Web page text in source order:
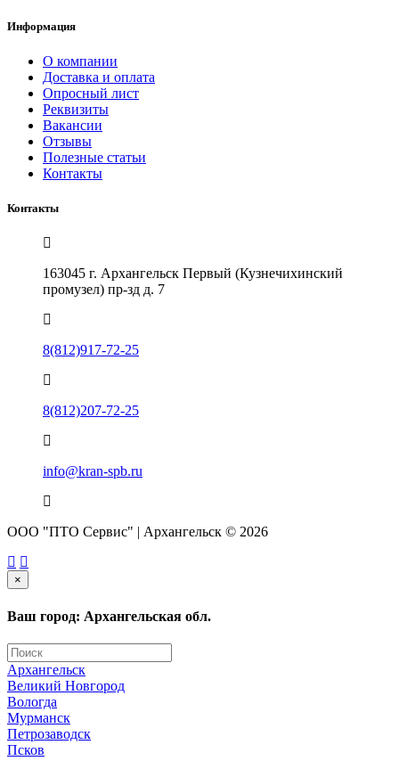
Информация
О компании
Доставка и оплата
Опросный лист
Реквизиты
Вакансии
Отзывы
Полезные статьи
Контакты
Контакты
163045 г. Архангельск Первый (Кузнечихинский
промузел) пр-зд д. 7
8(812)917-72-25
8(812)207-72-25
info@kran-spb.ru
ООО "ПТО Сервис" | Архангельск © 2026
×
Ваш город: Архангельская обл.
Архангельск
Великий Новгород
Вологда
Мурманск
Петрозаводск
Псков